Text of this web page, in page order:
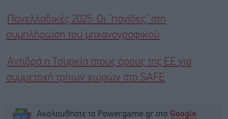
Πανελλαδικές 2025: Οι “παγίδες” στη
συμπλήρωση του μηχανογραφικού
Aντιδρά η Τουρκία στους όρους της ΕΕ για
συμμετοχή τρίτων χωρών στο SAFE
Ακολουθήστε το Powergame.gr στο Google